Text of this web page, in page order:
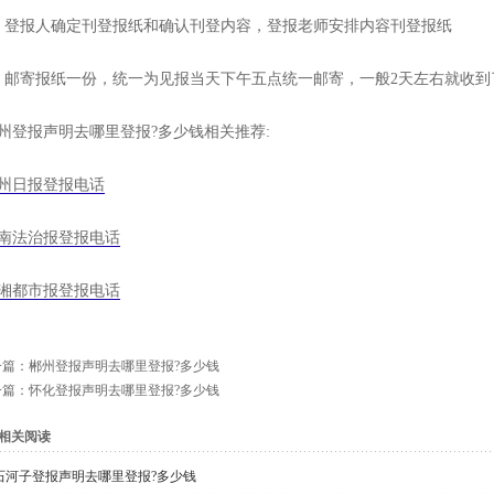
登报人确定刊登报纸和确认刊登内容，登报老师安排内容刊登报纸
邮寄报纸一份，统一为见报当天下午五点统一邮寄，一般2天左右就收到
登报声明去哪里登报?多少钱相关推荐:
日报登报电话
法治报登报电话
都市报登报电话
： 郴州登报声明去哪里登报?多少钱
：怀化登报声明去哪里登报?多少钱
关阅读
河子登报声明去哪里登报?多少钱